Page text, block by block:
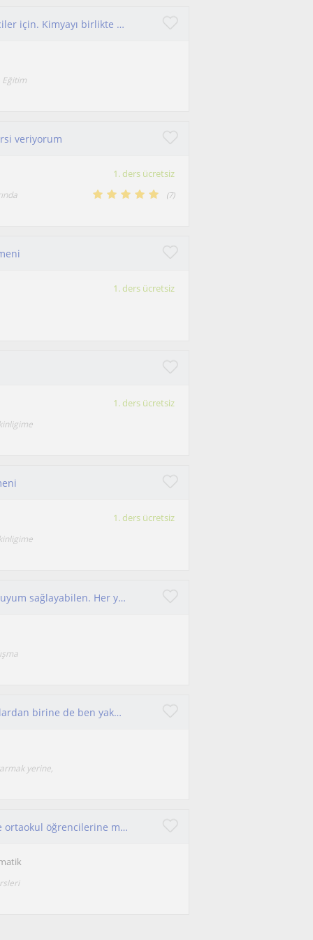
Ezberi değil gerçekten öğrenmeyi seçen öğrenciler için. Kimyayı birlikte halledelim.
Eğitim
veriyorum
1. ders ücretsiz
(7)
1. ders ücretsiz
1. ders ücretsiz
1. ders ücretsiz
Güler yüzlü, sabırlı ve planlı çalışma sistemine uyum sağlayabilen. Her yaştan bireye yönelik derlerim olduğunu düşünüyorum.
Eğitim yolculuğunda yoluna aydınlatacak mumlardan birine de ben yakmak istiyorum✨
yerine,
Mühendislik öğrencisiyim ve bir yıldır ilkokul ve ortaokul öğrencilerine matematik özel dersleri veriyorum